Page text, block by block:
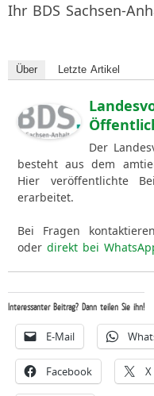
Ihr BDS Sachsen-
Über Letzte Artikel
Der
besteht aus dem
Hier veröffentlichte
erarbeitet.
Bei Fragen
oder direkt bei
Interessanter Beitrag? Dann teilen Sie ihn!
E-Mail
Facebook X